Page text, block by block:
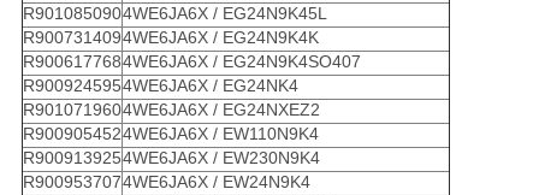
R9010850904WE6JA6X / EG24N9K45L
R9007314094WE6JA6X / EG24N9K4K
R9006177684WE6JA6X / EG24N9K4SO407
R9009245954WE6JA6X / EG24NK4
R9010719604WE6JA6X / EG24NXEZ2
R9009054524WE6JA6X / EW110N9K4
R9009139254WE6JA6X / EW230N9K4
R9009537074WE6JA6X / EW24N9K4